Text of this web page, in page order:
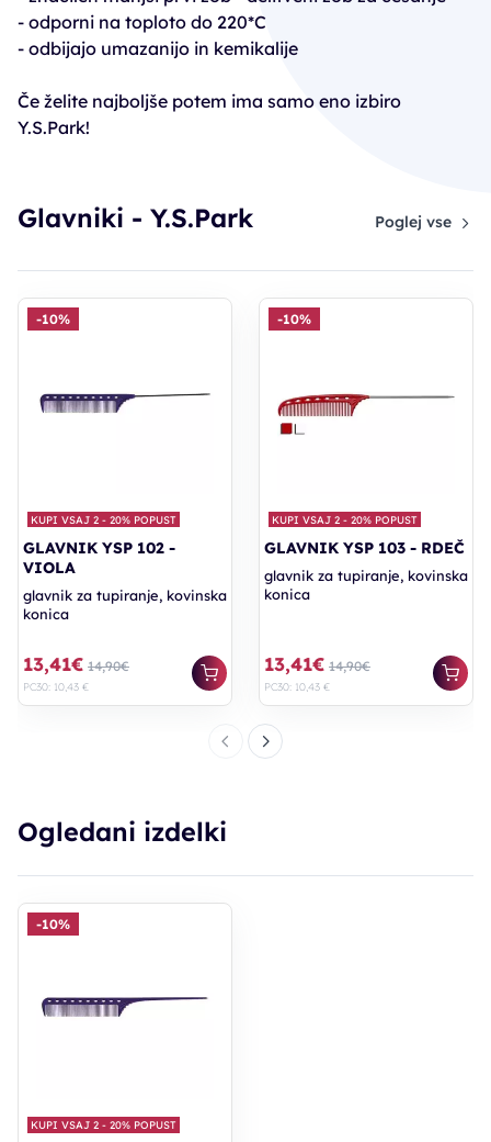
- odporni na toploto do 220*C
- odbijajo umazanijo in kemikalije
Če želite najboljše potem ima samo eno izbiro
Y.S.Park!
Glavniki - Y.S.Park Poglej vse
KUPI VSAJ 2 - 20% POPUST
-10%
GLAVNIK YSP 102 -
VIOLA
glavnik za tupiranje, kovinska
konica
13,41€ 14,90€
PC30: 10,43 €
KUPI VSAJ 2 - 20% POPUST
-10%
GLAVNIK YSP 103 - RDEČ
glavnik za tupiranje, kovinska
konica
13,41€ 14,90€
PC30: 10,43 €
Ogledani izdelki
KUPI VSAJ 2 - 20% POPUST
-10%